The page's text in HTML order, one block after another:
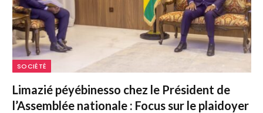
SOCIÉTÉ
Limazié péyébinesso chez le Président de
l’Assemblée nationale : Focus sur le plaidoyer